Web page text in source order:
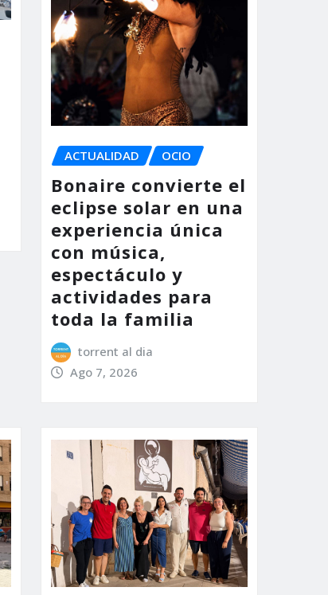
ACTUALIDAD OCIO
Bonaire convierte el
eclipse solar en una
experiencia única
con música,
espectáculo y
actividades para
toda la familia
torrent al dia
Ago 7, 2026